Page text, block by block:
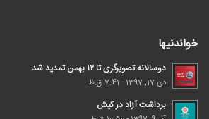
خواندنیها
دوسالانه تصویرگری تا ۱۲ بهمن تمدید شد
دی 17, 1397 - 7:41 ق.ظ
برداشت آزاد در کیش